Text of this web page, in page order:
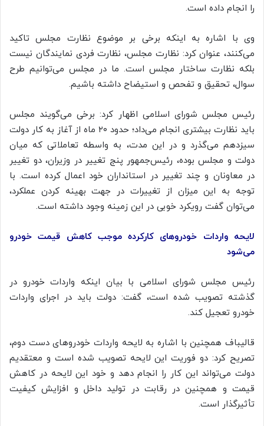
را انجام داده است.
وی با اشاره به اینکه برخی بر موضوع نظارت مجلس تاکید
می‌کنند، عنوان کرد: نظارت مجلس، نظارت فردی نمایندگان نیست
بلکه نظارت ساختار مجلس است. ما در مجلس می‌توانیم طرح
سوال، تحقیق و تفحص و استیضاح داشته باشیم.
رئیس مجلس شورای اسلامی اظهار کرد: برخی می‌گویند مجلس
باید نظارت بیشتری انجام می‌داد؛ حدود ۲۰ ماه از آغاز به کار دولت
سیزدهم می‌گذرد و در این مدت، به واسطه تعاملاتی که میان
دولت و مجلس بوده، رئیس‌جمهور پنج تغییر در وزیران، دو تغییر
در معاونان و چند تغییر در استانداران خود اعمال کرده است. با
توجه به این میزان از تغییرات در جهت بهینه کردن عملکرد،
می‌توان گفت رویکرد خوبی در این زمینه وجود داشته است.
لایحه واردات خودروهای کارکرده موجب کاهش قیمت خودرو
می‌شود
رئیس مجلس شورای اسلامی با بیان اینکه واردات خودرو در
گذشته تصویب شده است، گفت: دولت باید در اجرای واردات
خودرو تعجیل کند.
قالیباف همچنین با اشاره به لایحه واردات خودروهای دست دوم،
تصریح کرد: دو فوریت این لایحه تصویب شده است و معتقدیم
دولت می‌تواند این کار را انجام دهد و خود این لایحه در کاهش
قیمت و همچنین در رقابت در تولید داخل و افزایش کیفیت
تأثیرگذار است.